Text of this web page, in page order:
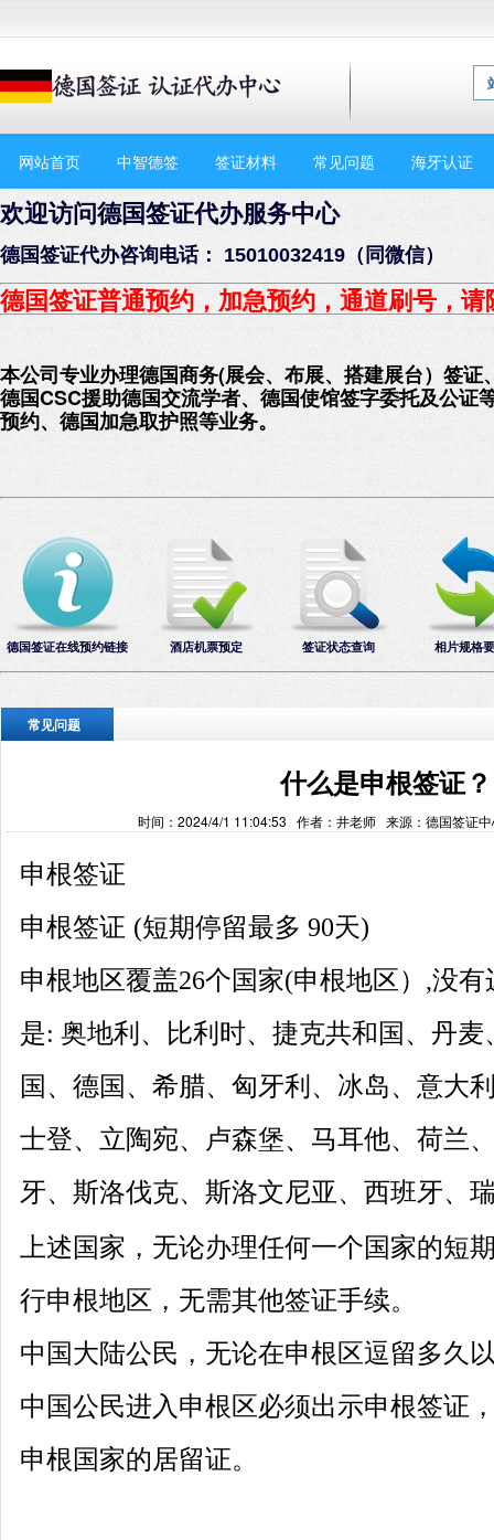
网站首页 中智德签 签证材料 常见问题 海牙认证
欢迎访问德国签证代办服务中心
德国签证代办咨询电话： 15010032419（同微信）
德国签证普通预约，加急预约 ，通道刷号，
本公司专业办理德国商务(展会、布展、搭建展台）签
德国CSC援助德国交流学者、德国使馆签字委托及公
预约、德国加急取护照等业务。
德国签证在线预约链接 酒店机票预定 签证状态查询 相片规格
常见问题
什么是申根签证？
时间：2024/4/1 11:04:53 作者：井老师 来源：德国签证
申根签证
申根签证 (短期停留最多 90天)
申根地区覆盖26个国家(申根地区）,没
是: 奥地利、比利时、捷克共和国、丹
国、德国、希腊、匈牙利、冰岛、意大
士登、立陶宛、卢森堡、马耳他、荷兰
牙、斯洛伐克、斯洛文尼亚、西班牙、
上述国家，无论办理任何一个国家的短
行申根地区，无需其他签证手续。
中国大陆公民，无论在申根区逗留多久
中国公民进入申根区必须出示申根签证
申根国家的居留证。